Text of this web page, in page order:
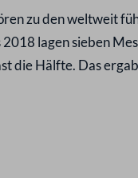
zu den weltweit
lagen sieben
die Hälfte. Das